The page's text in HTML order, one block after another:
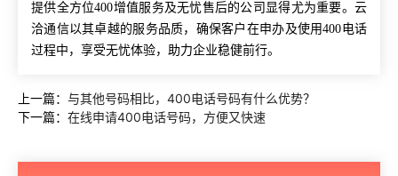
提供全方位400增值服务及无忧售后的公司显得尤为重要。云
洽通信以其卓越的服务品质，确保客户在申办及使用400电话
过程中，享受无忧体验，助力企业稳健前行。
上一篇： 与其他号码相比，400电话号码有什么优势？
下一篇： 在线申请400电话号码，方便又快速